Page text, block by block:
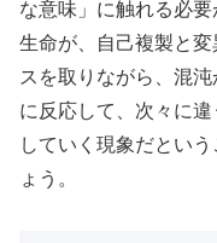
な意味」に触れる必要
生命が、自己複製と
スを取りながら、混
に反応して、次々に
していく現象だとい
ょう。